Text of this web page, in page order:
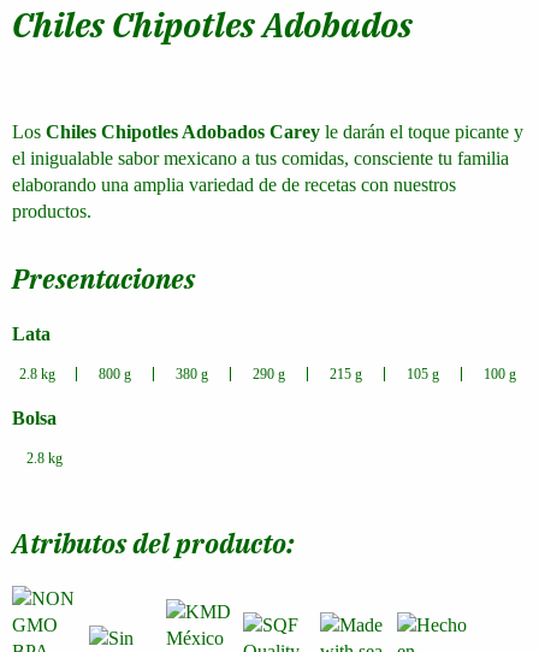
Chiles Chipotles Adobados
Los Chiles Chipotles Adobados Carey le darán el toque picante y
el inigualable sabor mexicano a tus comidas, consciente tu familia
elaborando una amplia variedad de de recetas con nuestros
productos.
Presentaciones
Lata
2.8 kg 800 g 380 g 290 g 215 g 105 g 100 g
Bolsa
2.8 kg
Atributos del producto: